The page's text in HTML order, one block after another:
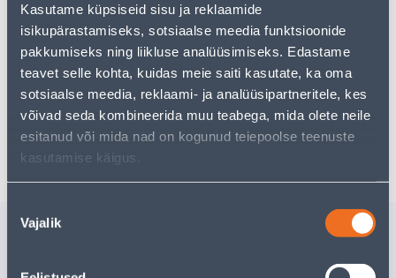
Kasutame küpsiseid sisu ja reklaamide
isikupärastamiseks, sotsiaalse meedia funktsioonide
pakkumiseks ning liikluse analüüsimiseks. Edastame
teavet selle kohta, kuidas meie saiti kasutate, ka oma
sotsiaalse meedia, reklaami- ja analüüsipartneritele, kes
võivad seda kombineerida muu teabega, mida olete neile
esitanud või mida nad on kogunud teiepoolse teenuste
kasutamise käigus.
valik
Vajalik
ruumides.
• 14-päevane taganemisõigus ei laiene toodetele,
mis on mõõtu lõigatud kliendi isiklikke vajadusi
arvestades.
Tarne pole võimalik
Sarnased tooted